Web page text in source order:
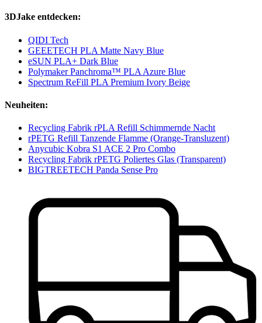
3DJake entdecken:
QIDI Tech
GEEETECH PLA Matte Navy Blue
eSUN PLA+ Dark Blue
Polymaker Panchroma™ PLA Azure Blue
Spectrum ReFill PLA Premium Ivory Beige
Neuheiten:
Recycling Fabrik rPLA Refill Schimmernde Nacht
rPETG Refill Tanzende Flamme (Orange-Transluzent)
Anycubic Kobra S1 ACE 2 Pro Combo
Recycling Fabrik rPETG Poliertes Glas (Transparent)
BIGTREETECH Panda Sense Pro